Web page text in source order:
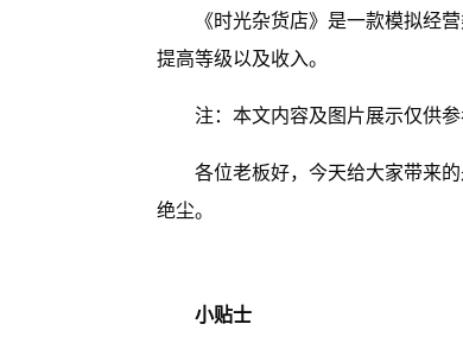
《时光杂货店》是一款模拟经
提高等级以及收入。
注：本文内容及图片展示仅供
各位老板好，今天给大家带来
绝尘。
小贴士